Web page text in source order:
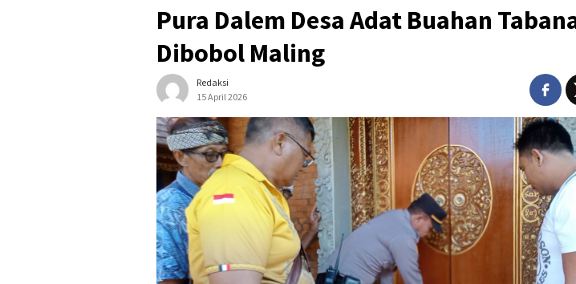
Pura Dalem Desa Adat Buahan
Dibobol Maling
Redaksi
15 April 2026